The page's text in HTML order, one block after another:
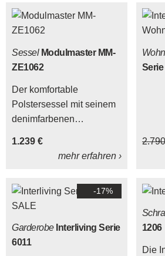
Sessel Modulmaster MM-
ZE1062
Der komfortable
Polstersessel mit seinem
denimfarbenen
Metall-Tellerfuß ist zeitlos
und elegant.
1.239 €
mehr erfahren ›
Serie
-17%
Garderobe Interliving Serie
6011
1206
Die